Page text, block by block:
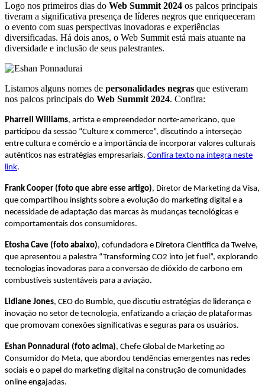
Logo nos primeiros dias do Web Summit 2024 os palcos principais
tiveram a significativa presença de líderes negros que enriqueceram
o evento com suas perspectivas inovadoras e experiências
diversificadas. Há dois anos, o Web Summit está mais atuante na
diversidade e inclusão de seus palestrantes.
Listamos alguns nomes de personalidades negras que estiveram
nos palcos principais do Web Summit 2024. Confira:
Pharrell Williams, artista e empreendedor norte-americano, que
participou da sessão “Culture x commerce”, discutindo a interseção
entre cultura e comércio e a importância de incorporar valores culturais
autênticos nas estratégias empresariais. Confira texto na íntegra neste
link.
Frank Cooper (foto que abre esse artigo), Diretor de Marketing da Visa,
que compartilhou insights sobre a evolução do marketing digital e a
necessidade de adaptação das marcas às mudanças tecnológicas e
comportamentais dos consumidores.
Etosha Cave (foto abaixo), cofundadora e Diretora Científica da Twelve,
que apresentou a palestra “Transforming CO2 into jet fuel”, explorando
tecnologias inovadoras para a conversão de dióxido de carbono em
combustíveis sustentáveis para a aviação.
Lidiane Jones, CEO do Bumble, que discutiu estratégias de liderança e
inovação no setor de tecnologia, enfatizando a criação de plataformas
que promovam conexões significativas e seguras para os usuários.
Eshan Ponnadurai (foto acima), Chefe Global de Marketing ao
Consumidor do Meta, que abordou tendências emergentes nas redes
sociais e o papel do marketing digital na construção de comunidades
online engajadas.